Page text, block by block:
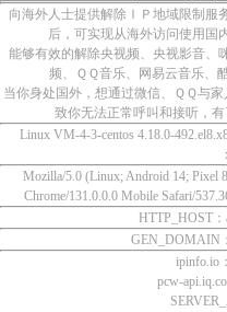
向海外人士提供解除ＩＰ地域限制服
后，可实现从海外访问使用国
能够有效的解除央视频、央视影音、
频、ＱＱ音乐、网易云音乐、
当你身处国外，想通过微信、ＱＱ与
致你无法正常呼叫和接听，
Linux VM-4-3-centos 4.18.0-
Mozilla/5.0 (Linux; Android 14; Pixel
Chrome/131.0.0.0 Mobile Safari/
HTTP_HOST：
GEN_DOMAIN
ipinfo.io
pcw-